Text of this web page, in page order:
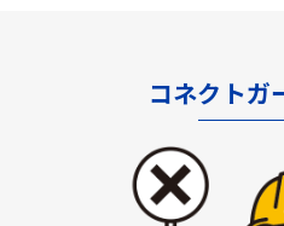
コネクトガ